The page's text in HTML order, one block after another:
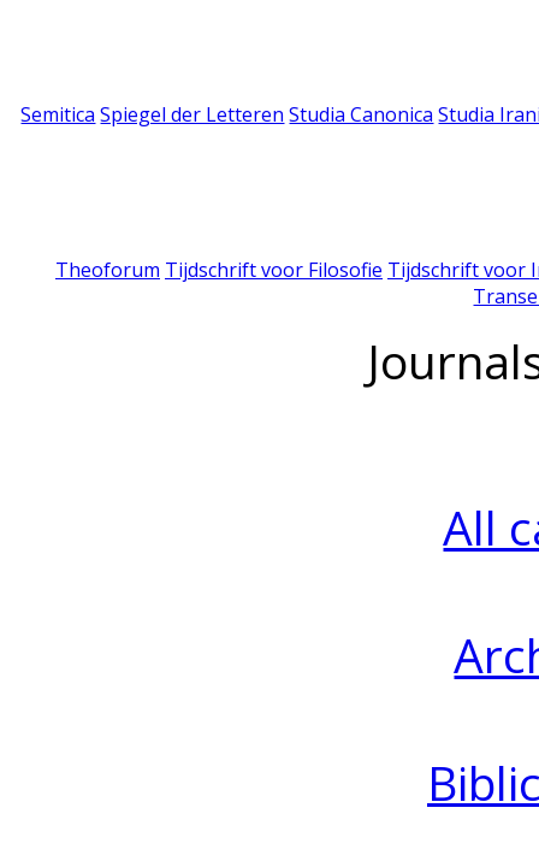
Semitica Spiegel der Letteren Studia Canonica Studia
Theoforum Tijdschrift voor Filosofie Tijdschrift voor
All